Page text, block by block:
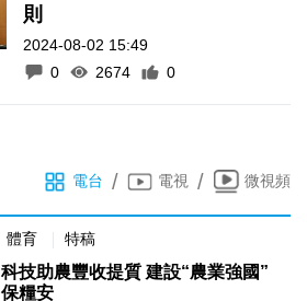
則
2024-08-02 15:49
0
2674 0
電台 / 電視 / 微視頻
體育 特稿
科技助農豐收提質 建設“農業強國”
保糧安